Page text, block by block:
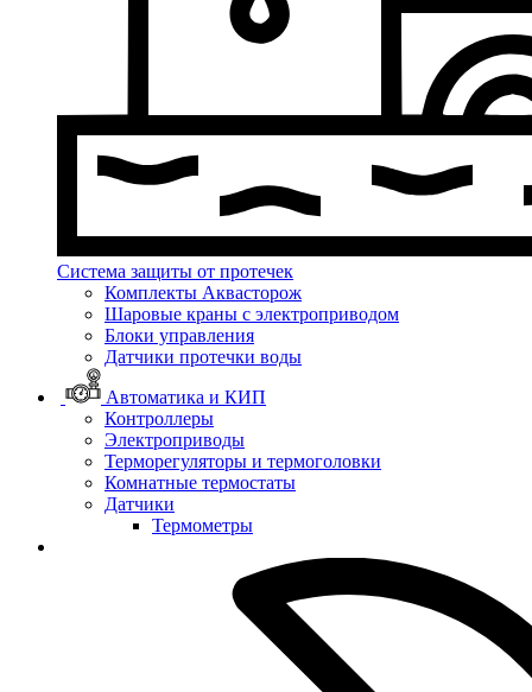
Система защиты от протечек
Комплекты Аквасторож
Шаровые краны с электроприводом
Блоки управления
Датчики протечки воды
Автоматика и КИП
Контроллеры
Электроприводы
Терморегуляторы и термоголовки
Комнатные термостаты
Датчики
Термометры